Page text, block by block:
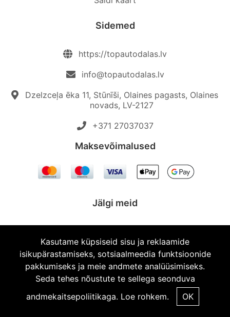
Sidemed
https://topautodalas.lv
info@topautodalas.lv
Dzelzceļa ēka 11, Stūnīši, Olaines pagasts, Olaines
novads, LV-2127
+371 27037037‬
Maksevõimalused
Jälgi meid
© 2026 Topautodalas.lv Kõik õigused kaitstud.
Kasutame küpsiseid sisu ja reklaamide
isikupärastamiseks, sotsiaalmeedia funktsioonide
pakkumiseks ja meie andmete analüüsimiseks.
Seda tehes nõustute te sellega seonduva
andmekaitsepoliitikaga. Loe rohkem. OK